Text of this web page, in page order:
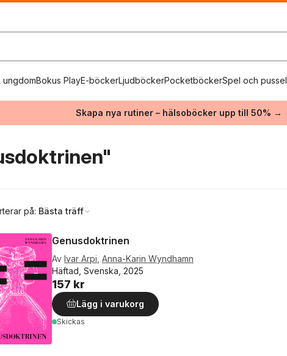
ungdomBokus PlayE-böckerLjudböckerPocketböckerSpel och pussel
Skapa nya rutiner – hälsoböcker upp till 50% →
på: Bästa träff
Genusdoktrinen
Av Ivar Arpi Anna-Karin Wyndhamn
Häftad, Svenska, 2025
157 kr
Lägg i varukorg
Skickas